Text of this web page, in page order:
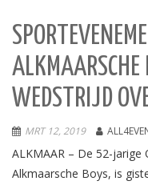
ALKMAARSCHE
WEDSTRIJD
MRT 12, 2019
ALKMAAR – De 52-
Alkmaarsche Boys, is